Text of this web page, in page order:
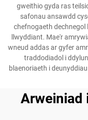
gweithio gyda ras
safonau ansawdd
chefnogaeth
llwyddiant. Mae'r
wneud addas ar gyfer
traddodiadol i
blaenoriaeth i
Arweiniad